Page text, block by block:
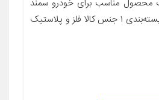
محصول مناسب برای خودرو سمند
دنا دنا پلاس تعداد در بسته‌بندی ۱ جنس کالا فلز و پلاستیک